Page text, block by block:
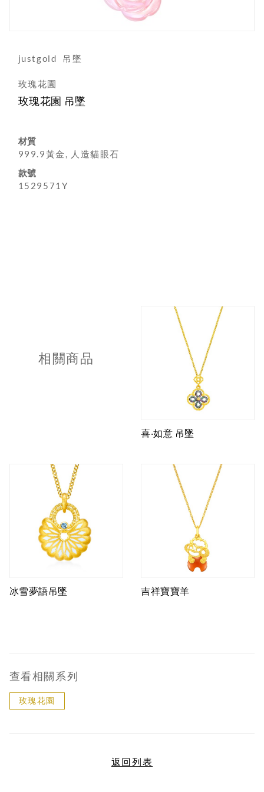
justgold 吊墜
玫瑰花園
玫瑰花園 吊墜
材質
999.9黃金, 人造貓眼石
款號
1529571Y
相關商品
喜‧如意 吊墜
冰雪夢語吊墜 吉祥寶寶羊
查看相關系列
玫瑰花園
返回列表